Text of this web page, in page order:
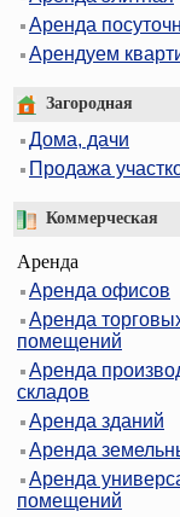
Аренда
Арендуем
Загородная
Дома, дачи
Продажа
Коммерческая
Аренда
Аренда офисов
Аренда
помещений
Аренда
складов
Аренда зданий
Аренда
Аренда
помещений